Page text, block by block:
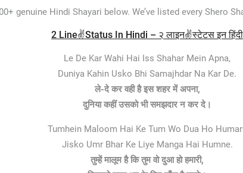
genuine Hindi Shayari below. We’ve listed every Shero
2 Line✌️Status In Hindi – २ लाइन✌️स्टेटस इन हिंदी
Le De Kar Wahi Hai Iss Shahar Mein Apna,
Duniya Kahin Usko Bhi Samajhdar Na Kar De.
ले-दे कर वही है इस शहर में अपना,
दुनिया कहीं उसको भी समझदार न कर दे।
Tumhein Maloom Hai Ke Tum Wo Dua Ho
Jisko Umr Bhar Ke Liye Manga Hai Humne.
तुम्हें मालूम है कि तुम वो दुआ हो हमारी,